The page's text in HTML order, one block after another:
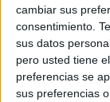
cambiar sus
consentimiento.
sus datos
pero usted tiene
preferencias se
sus preferencias
algunos lo
cuadro plantea
conoceréis. Hay
ellos es cierto
también, sin